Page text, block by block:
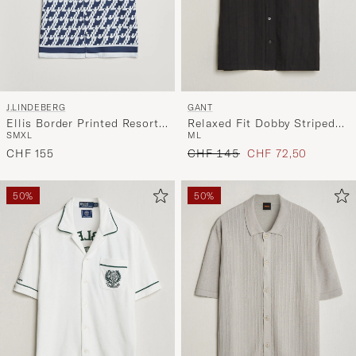
J.LINDEBERG
Ellis Border Printed Resort
Shirt Estate Blue
SMXL
CHF 155
GANT
Relaxed Fit Dobby Striped
Camp Shirt Black
M L
Regulärer Preis
CHF 145 Reduzierter Preis
CHF 72,50
50% 50%